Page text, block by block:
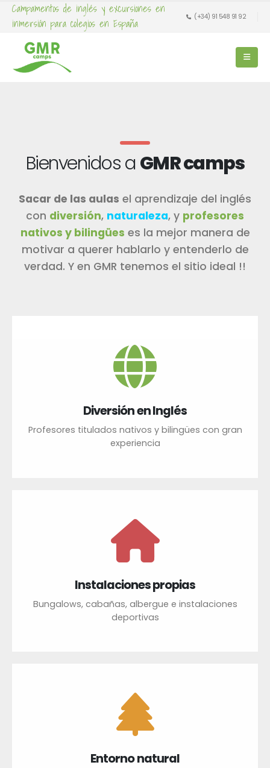
Campamentos de inglés y excursiones en
inmersión para colegios en España
(+34) 91 548 91 92
Bienvenidos aGMR camps
Sacar de las aulas el aprendizaje del inglés
con diversión, naturaleza, y profesores
nativos y bilingües es la mejor manera de
motivar a querer hablarlo y entenderlo de
verdad. Y en GMR tenemos el sitio ideal !!
Diversión en Inglés
Profesores titulados nativos y bilingües con gran
experiencia
Instalaciones propias
Bungalows, cabañas, albergue e instalaciones
deportivas
Entorno natural